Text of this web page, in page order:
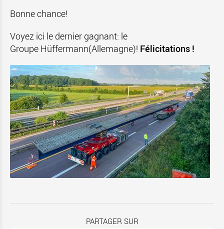
Bonne chance!
Voyez ici le dernier gagnant: le
Groupe Hüffermann(Allemagne)! Félicitations !
PARTAGER SUR